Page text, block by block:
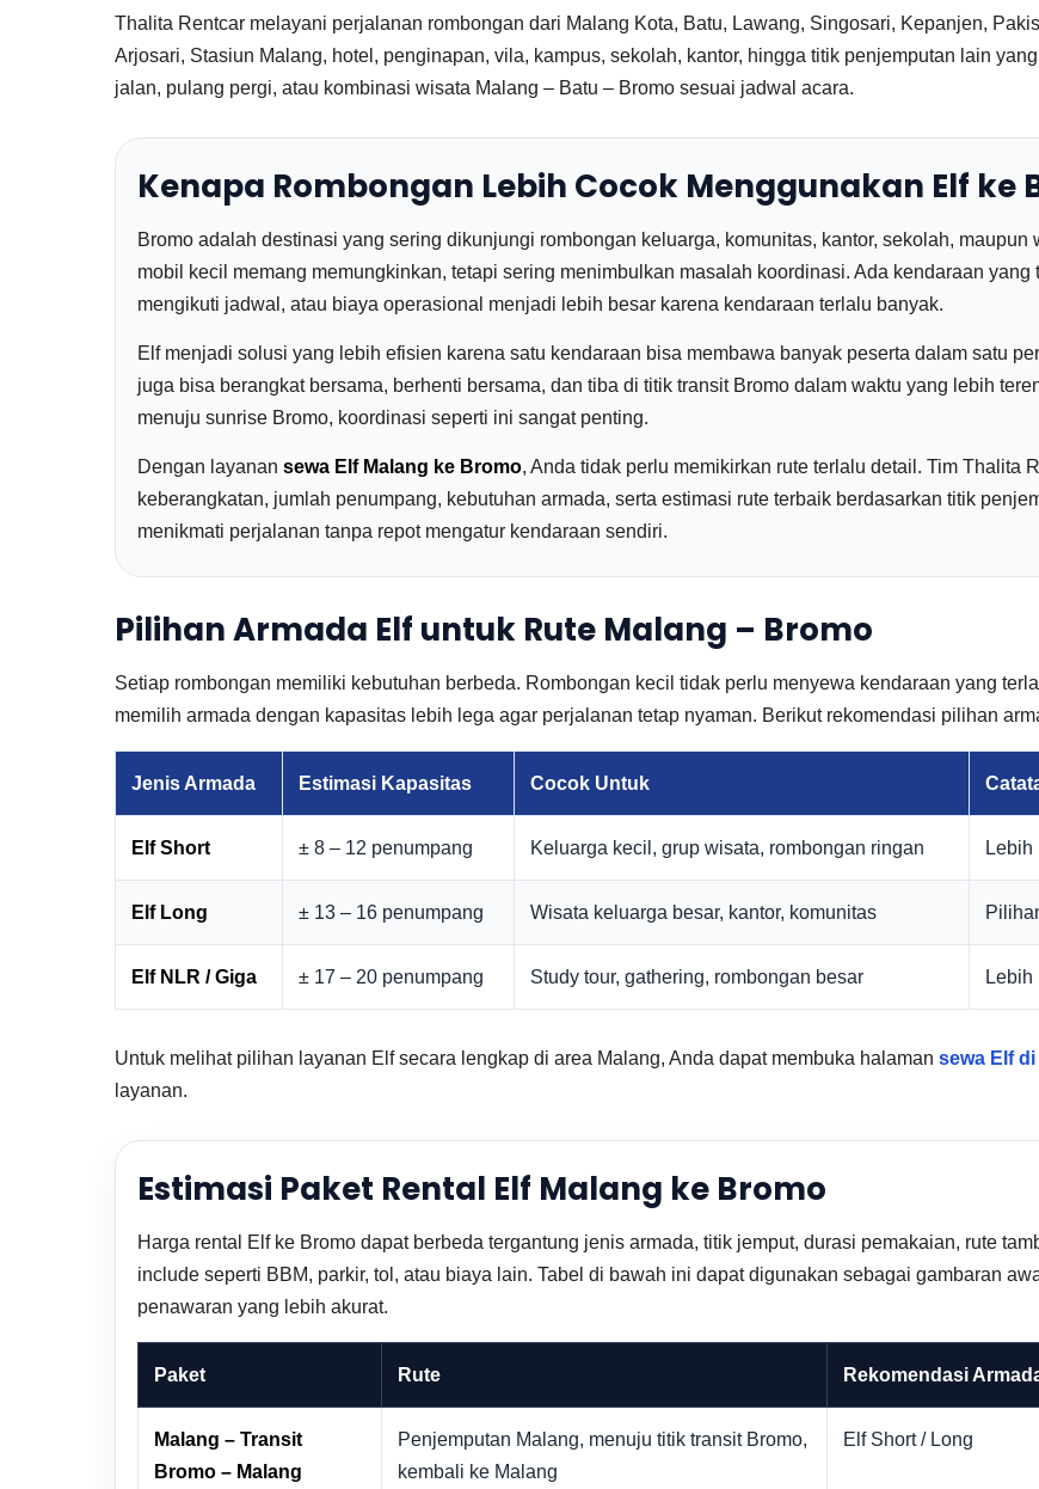
Thalita Rentcar melayani perjalanan rombongan dari Malang Kota, Batu, Lawang, Singosari, Kepanjen,
Arjosari, Stasiun Malang, hotel, penginapan, vila, kampus, sekolah, kantor, hingga titik penjemputan lain
jalan, pulang pergi, atau kombinasi wisata Malang – Batu – Bromo sesuai jadwal acara.
Kenapa Rombongan Lebih Cocok Menggunakan Elf ke
Bromo adalah destinasi yang sering dikunjungi rombongan keluarga, komunitas, kantor, sekolah,
mobil kecil memang memungkinkan, tetapi sering menimbulkan masalah koordinasi. Ada kendaraan
mengikuti jadwal, atau biaya operasional menjadi lebih besar karena kendaraan terlalu banyak.
Elf menjadi solusi yang lebih efisien karena satu kendaraan bisa membawa banyak peserta dalam satu
juga bisa berangkat bersama, berhenti bersama, dan tiba di titik transit Bromo dalam waktu yang lebih
menuju sunrise Bromo, koordinasi seperti ini sangat penting.
Dengan layanan sewa Elf Malang ke Bromo, Anda tidak perlu memikirkan rute terlalu detail. Tim Thalita
keberangkatan, jumlah penumpang, kebutuhan armada, serta estimasi rute terbaik berdasarkan titik
menikmati perjalanan tanpa repot mengatur kendaraan sendiri.
Pilihan Armada Elf untuk Rute Malang – Bromo
Setiap rombongan memiliki kebutuhan berbeda. Rombongan kecil tidak perlu menyewa kendaraan yang
memilih armada dengan kapasitas lebih lega agar perjalanan tetap nyaman. Berikut rekomendasi pilihan
Jenis Armada Estimasi Kapasitas Cocok Untuk
Elf Short ± 8 – 12 penumpang Keluarga kecil, grup wisata, rombongan ringan Lebih
Elf Long ± 13 – 16 penumpang Wisata keluarga besar, kantor, komunitas
Elf NLR / Giga ± 17 – 20 penumpang Study tour, gathering, rombongan besar
Untuk melihat pilihan layanan Elf secara lengkap di area Malang, Anda dapat membuka halaman sewa Elf
layanan.
Estimasi Paket Rental Elf Malang ke Bromo
Harga rental Elf ke Bromo dapat berbeda tergantung jenis armada, titik jemput, durasi pemakaian, rute
include seperti BBM, parkir, tol, atau biaya lain. Tabel di bawah ini dapat digunakan sebagai gambaran
penawaran yang lebih akurat.
Paket Rute Rekomendasi
Malang – Transit
Bromo – Malang
Penjemputan Malang, menuju titik transit Bromo,
kembali ke Malang
Elf Short / Long